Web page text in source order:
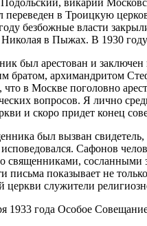
Подольский, викарий
в Троицкую
безбожные власти
Николая в Пыжах. В 1930
был арестован и
братом, архимандритом
что в Москве поголовно
вопросов. Я лично
и скоро придет конец
был вызван
исповедовался. Сафонов
священниками, сосланными
показывает не
служители
1933 года Особое